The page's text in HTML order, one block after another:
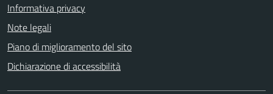
Informativa privacy
Note legali
Piano di miglioramento del sito
Dichiarazione di accessibilità